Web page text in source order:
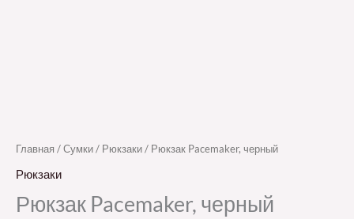
Главная /Сумки/ Рюкзаки/ Рюкзак Pacemaker, черный
Рюкзаки
Рюкзак Pacemaker, черный